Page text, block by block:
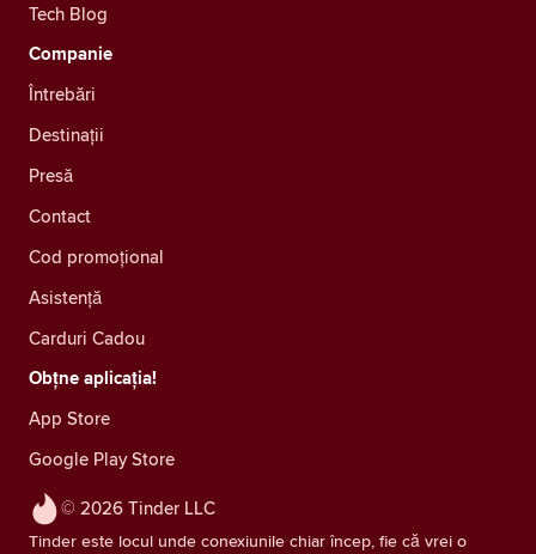
© 2026 Tinder LLC
Tinder este locul unde conexiunile chiar încep, fie că vrei o
Tech Blog
Companie
Întrebări
Destinații
Presă
Contact
Cod promoțional
Asistență
Carduri Cadou
Obțne aplicația!
App Store
Google Play Store